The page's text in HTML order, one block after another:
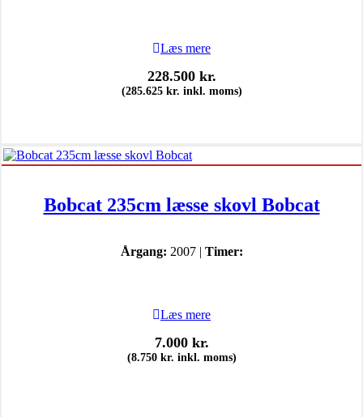
Læs mere
228.500 kr.
(285.625 kr. inkl. moms)
Bobcat 235cm læsse skovl Bobcat
Årgang: 2007 | Timer:
Læs mere
7.000 kr.
(8.750 kr. inkl. moms)